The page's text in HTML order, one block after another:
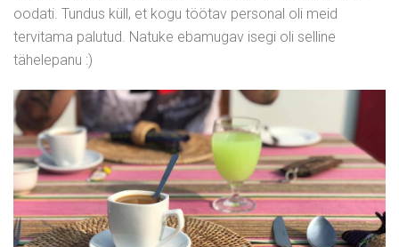
oodati. Tundus küll, et kogu töötav personal oli meid
tervitama palutud. Natuke ebamugav isegi oli selline
tähelepanu :)